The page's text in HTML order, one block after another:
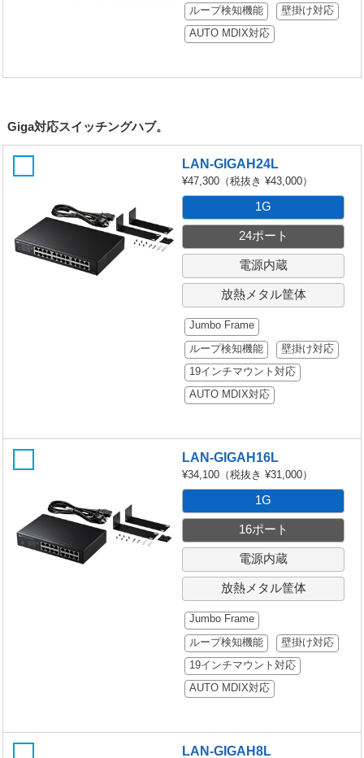
ループ検知機能
壁掛け対応
AUTO MDIX対応
Giga対応スイッチングハブ。
LAN-GIGAH24L
¥47,300（税抜き ¥43,000）
1G
24ポート
電源内蔵
放熱メタル筐体
Jumbo Frame
ループ検知機能
壁掛け対応
19インチマウント対応
AUTO MDIX対応
LAN-GIGAH16L
¥34,100（税抜き ¥31,000）
1G
16ポート
電源内蔵
放熱メタル筐体
Jumbo Frame
ループ検知機能
壁掛け対応
19インチマウント対応
AUTO MDIX対応
LAN-GIGAH8L